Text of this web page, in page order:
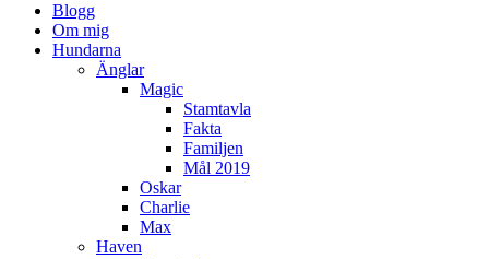
innehåll
Freestylehundar.se
Blogg
Om mig
Hundarna
Änglar
Magic
Stamtavla
Fakta
Familjen
Mål 2019
Oskar
Charlie
Max
Haven